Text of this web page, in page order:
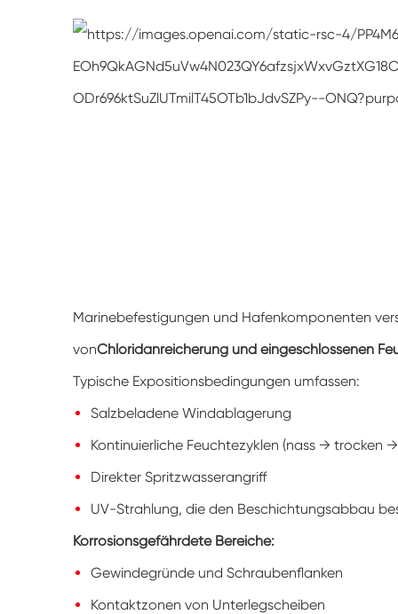
Marinebefestigungen und Hafenkomponenten
vonChloridanreicherung und eingeschlossenen
Typische Expositionsbedingungen umfassen:
Salzbeladene Windablagerung
Kontinuierliche Feuchtezyklen (nass → trocken
Direkter Spritzwasserangriff
UV-Strahlung, die den Beschichtungsabbau
Korrosionsgefährdete Bereiche:
Gewindegründe und Schraubenflanken
Kontaktzonen von Unterlegscheiben